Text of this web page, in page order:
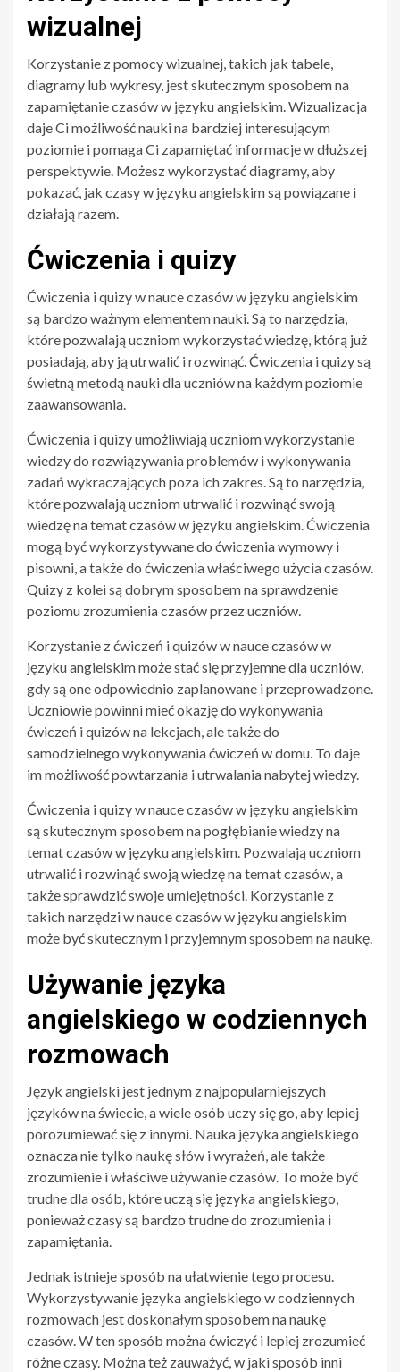
wizualnej
Korzystanie z pomocy wizualnej, takich jak tabele,
diagramy lub wykresy, jest skutecznym sposobem na
zapamiętanie czasów w języku angielskim. Wizualizacja
daje Ci możliwość nauki na bardziej interesującym
poziomie i pomaga Ci zapamiętać informacje w dłuższej
perspektywie. Możesz wykorzystać diagramy, aby
pokazać, jak czasy w języku angielskim są powiązane i
działają razem.
Ćwiczenia i quizy
Ćwiczenia i quizy w nauce czasów w języku angielskim
są bardzo ważnym elementem nauki. Są to narzędzia,
które pozwalają uczniom wykorzystać wiedzę, którą już
posiadają, aby ją utrwalić i rozwinąć. Ćwiczenia i quizy są
świetną metodą nauki dla uczniów na każdym poziomie
zaawansowania.
Ćwiczenia i quizy umożliwiają uczniom wykorzystanie
wiedzy do rozwiązywania problemów i wykonywania
zadań wykraczających poza ich zakres. Są to narzędzia,
które pozwalają uczniom utrwalić i rozwinąć swoją
wiedzę na temat czasów w języku angielskim. Ćwiczenia
mogą być wykorzystywane do ćwiczenia wymowy i
pisowni, a także do ćwiczenia właściwego użycia czasów.
Quizy z kolei są dobrym sposobem na sprawdzenie
poziomu zrozumienia czasów przez uczniów.
Korzystanie z ćwiczeń i quizów w nauce czasów w
języku angielskim może stać się przyjemne dla uczniów,
gdy są one odpowiednio zaplanowane i przeprowadzone.
Uczniowie powinni mieć okazję do wykonywania
ćwiczeń i quizów na lekcjach, ale także do
samodzielnego wykonywania ćwiczeń w domu. To daje
im możliwość powtarzania i utrwalania nabytej wiedzy.
Ćwiczenia i quizy w nauce czasów w języku angielskim
są skutecznym sposobem na pogłębianie wiedzy na
temat czasów w języku angielskim. Pozwalają uczniom
utrwalić i rozwinąć swoją wiedzę na temat czasów, a
także sprawdzić swoje umiejętności. Korzystanie z
takich narzędzi w nauce czasów w języku angielskim
może być skutecznym i przyjemnym sposobem na naukę.
Używanie języka
angielskiego w codziennych
rozmowach
Język angielski jest jednym z najpopularniejszych
języków na świecie, a wiele osób uczy się go, aby lepiej
porozumiewać się z innymi. Nauka języka angielskiego
oznacza nie tylko naukę słów i wyrażeń, ale także
zrozumienie i właściwe używanie czasów. To może być
trudne dla osób, które uczą się języka angielskiego,
ponieważ czasy są bardzo trudne do zrozumienia i
zapamiętania.
Jednak istnieje sposób na ułatwienie tego procesu.
Wykorzystywanie języka angielskiego w codziennych
rozmowach jest doskonałym sposobem na naukę
czasów. W ten sposób można ćwiczyć i lepiej zrozumieć
różne czasy. Można też zauważyć, w jaki sposób inni